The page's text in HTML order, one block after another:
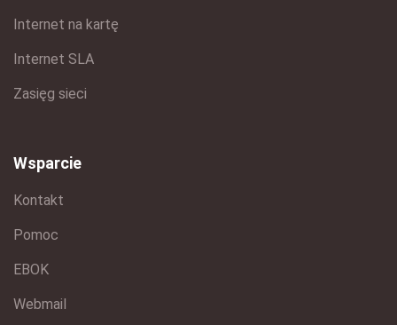
Internet na kartę
Internet SLA
Zasięg sieci
Wsparcie
Kontakt
Pomoc
EBOK
Webmail